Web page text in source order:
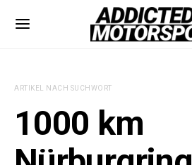
ARTIKEL NACH SUCHWORT
1000 km